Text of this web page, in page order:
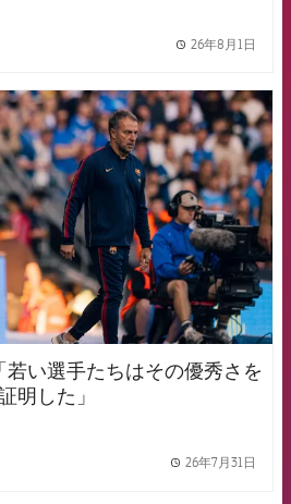
26年8月1日
FCB Barcelona badge
い選手たちはその優秀さを
明した」
26年7月31日